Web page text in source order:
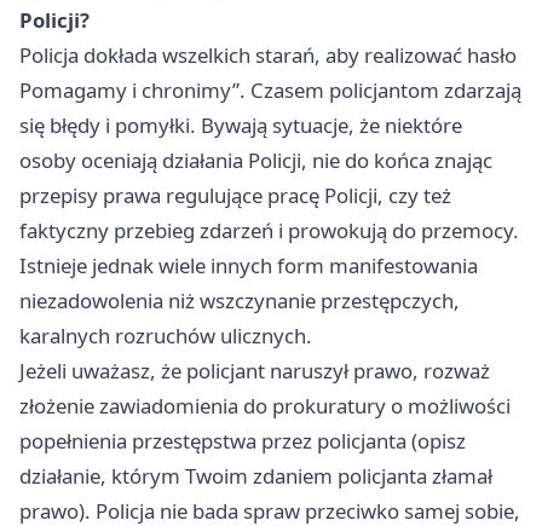
Policji?
Policja dokłada wszelkich starań, aby realizować hasło
Pomagamy i chronimy”. Czasem policjantom zdarzają
się błędy i pomyłki. Bywają sytuacje, że niektóre
osoby oceniają działania Policji, nie do końca znając
przepisy prawa regulujące pracę Policji, czy też
faktyczny przebieg zdarzeń i prowokują do przemocy.
Istnieje jednak wiele innych form manifestowania
niezadowolenia niż wszczynanie przestępczych,
karalnych rozruchów ulicznych.
Jeżeli uważasz, że policjant naruszył prawo, rozważ
złożenie zawiadomienia do prokuratury o możliwości
popełnienia przestępstwa przez policjanta (opisz
działanie, którym Twoim zdaniem policjanta złamał
prawo). Policja nie bada spraw przeciwko samej sobie,